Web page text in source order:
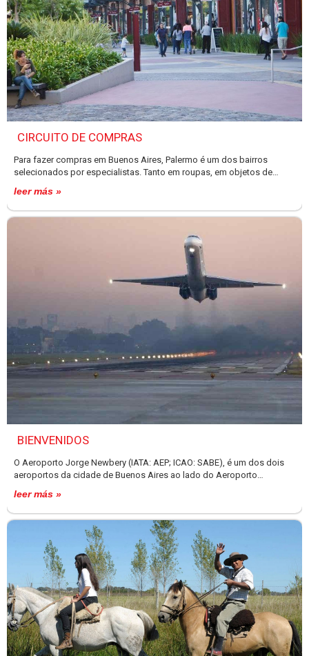
movimento cultural contínuo, recitais e obras teatrais.Sua proximidade
com o aeroporto doméstico e o porto de Buenos Aires oferece
infinitas possibilidades para conhecer as maravilhas que a Argentina
oferece.
CIRCUITO DE COMPRAS
Para fazer compras em Buenos Aires, Palermo é um dos bairros
selecionados por especialistas. Tanto em roupas, em objetos de
especiais como chás ou brinquedos artesanais para crianças. A
variedade de estilos é uma boa síntese do DNA de Buenos Aires que
culturais.Os amantes das compras não podem deixar de conhecer
esta área, que é a expressão mais fiel do desenvolvimento de Buenos
Aires no campo do design. Iniciativas locais, regionais e
internacionais têm mobilizado um vasto leque de agentes envolvidos
na construção de um dos cenários de design mais ativos e dinâmicos
da América Latina. O fenômeno se materializa em calçados unissex,
e muito mais.
leer más »
BIENVENIDOS
O Aeroporto Jorge Newbery (IATA: AEP; ICAO: SABE), é um dos dois
aeroportos da cidade de Buenos Aires ao lado do Aeroporto
alguns voos internacionais para o Uruguai.Localizado no bairro de
Palermo, próximo ao Río de la Plata, fica a apenas 2 km a nordeste do
centro de Buenos Aires. Aeroparque AEP opera como base aérea para
Aerolíneas Argentina, Austral Lineas Aereas, Avianca Argentina,
LATAM Argentina, Norwegian Air Argentina, Andes Lineas Aereas e
LADE. O Aeroporto Jorge Newbery é um dos dois aeroportos que
atendem a cidade de Buenos Aires
leer más »